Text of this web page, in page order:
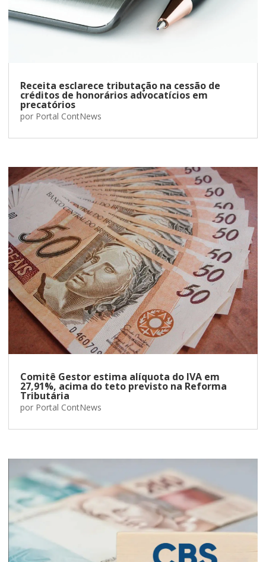
Receita esclarece tributação na cessão de
créditos de honorários advocatícios em
precatórios
por Portal ContNews
Comitê Gestor estima alíquota do IVA em
27,91%, acima do teto previsto na Reforma
Tributária
por Portal ContNews